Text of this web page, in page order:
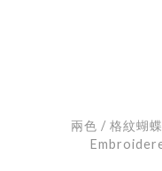
兩色 / 格紋蝴